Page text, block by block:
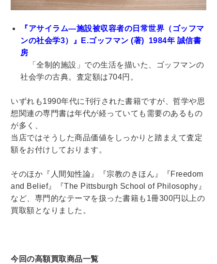
趣味・スポーツ
自転車・サイクリング 釣り
キャンプ
他スポーツ
登山・ハイキング・クライミング
資格検定・辞書辞典
公務員・教員採用試験
医療・看護資格
就職対策
英語学習
工学・技術・環境
語学検定・通訳
語学辞典・辞典
法律・ビジネス・事務資格関連
食品・衛生・福祉
CD・DVD・Blu-ray
CD・DVD
英語洋書
『アサイラム―施設被収容者の日常世界（ゴッフマ
ンの社会学3）』E.ゴッフマン(著) 1984年 誠信書
房
「全制的施設」での生活を描いた、ゴッフマンの
社会学の古典。査定額は704円。
いずれも1990年代に刊行された書籍ですが、哲学や思
想関連の専門書は年代が経っていても需要のあるもの
が多く、
当店ではそうした商品価値をしっかりと踏まえて査定
額をお付けしております。
そのほか『人間知性論』『宗教のきほん』『Freedom
and Belief』『The Pittsburgh School of Philosophy』
など、専門的なテーマを扱った書籍も1冊300円以上の
買取額となりました。
今回の高額買取商品一覧